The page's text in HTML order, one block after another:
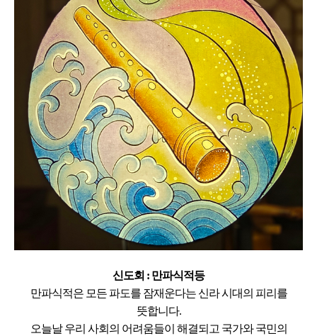
신도회 : 만파식적등
만파식적은 모든 파도를 잠재운다는 신라 시대의 피리를
뜻합니다.
오늘날 우리 사회의 어려움들이 해결되고 국가와 국민의